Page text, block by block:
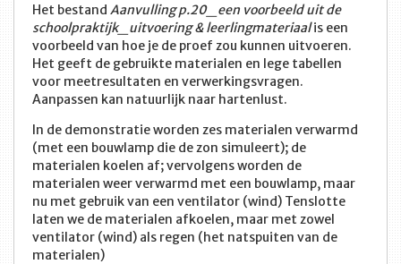
Het bestand Aanvulling p.20_een voorbeeld uit de
schoolpraktijk_uitvoering & leerlingmateriaalis een
voorbeeld van hoe je de proef zou kunnen uitvoeren.
Het geeft de gebruikte materialen en lege tabellen
voor meetresultaten en verwerkingsvragen.
Aanpassen kan natuurlijk naar hartenlust.
In de demonstratie worden zes materialen verwarmd
(met een bouwlamp die de zon simuleert); de
materialen koelen af; vervolgens worden de
materialen weer verwarmd met een bouwlamp, maar
nu met gebruik van een ventilator (wind) Tenslotte
laten we de materialen afkoelen, maar met zowel
ventilator (wind) als regen (het natspuiten van de
materialen)